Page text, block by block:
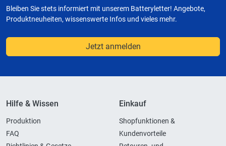
Bleiben Sie stets informiert mit unserem Batteryletter! Angebote,
Produktneuheiten, wissenswerte Infos und vieles mehr.
Jetzt anmelden
Hilfe & Wissen
Produktion
FAQ
Einkauf
Shopfunktionen &
Kundenvorteile